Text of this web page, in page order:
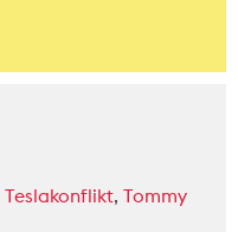
Teslakonflikt, Tommy